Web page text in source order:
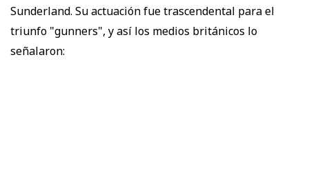
Sunderland. Su actuación fue trascendental para el
triunfo "gunners", y así los medios británicos lo
señalaron: